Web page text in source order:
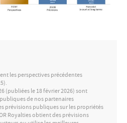
les perspectives précédentes
(publiées le 18 février 2026) sont
de nos partenaires
prévisions publiques sur les propriétés
Royalties obtient des prévisions